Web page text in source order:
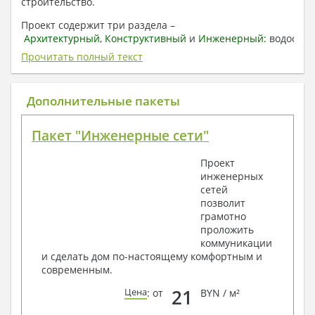
Проект содержит три раздела –
Архитектурный, Конструктивный и Инженерный:
отопление, вентиляция, канализация,
электроснабжение (приобретается за дополнительную
плату) + Пояснительная записка.
1. Архитектурный раздел:
План координационных осей
Поэтажные маркировочные планы с
Разрезы и состав конструкций
Фасады с ведомостью внешних отделок
Элементы проемов – спецификация
Ведомость перемычек – сечения и
спецификация
Экспликация полов
Архитектурные узлы в конструкциях
Прочитать полный текст
Дополнительные пакеты
Пакет "Инженерные сети"
Проект
инженерных
сетей
позволит
грамотно
проложить
коммуникации
и сделать дом по-настоящему комфортным и
современным.
Цена: от 21 BYN / м²